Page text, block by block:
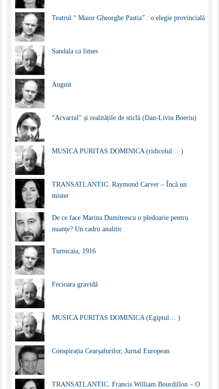
Teatrul “ Maior Gheorghe Pastia” : o elegie provincială
Sandala ca limes
August
“Acvariul” și realitățile de sticlă (Dan-Liviu Boeriu)
MUSICA PURITAS DOMINICA (ridicolul… )
TRANSATLANTIC. Raymond Carver – Încă un
mister
De ce face Marina Dumitrescu o pledoarie pentru
nuanțe? Un cadru analitic
Turtucaia, 1916
Fecioara gravidă
MUSICA PURITAS DOMINICA (Egiptul… )
Conspirația Cearșafurilor, Jurnal European
TRANSATLANTIC. Francis William Bourdillon – O